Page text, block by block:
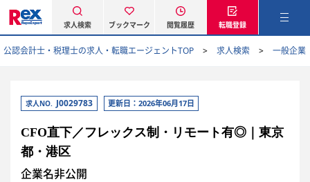
求人検索 ブックマーク 閲覧履歴 転職登録
公認会計士・税理士の求人・転職エージェントTOP 求人検索 一般企業
求人NO. J0029783 更新日：2026年06月17日
CFO直下／フレックス制・リモート有◎｜東京
都・港区
企業名非公開